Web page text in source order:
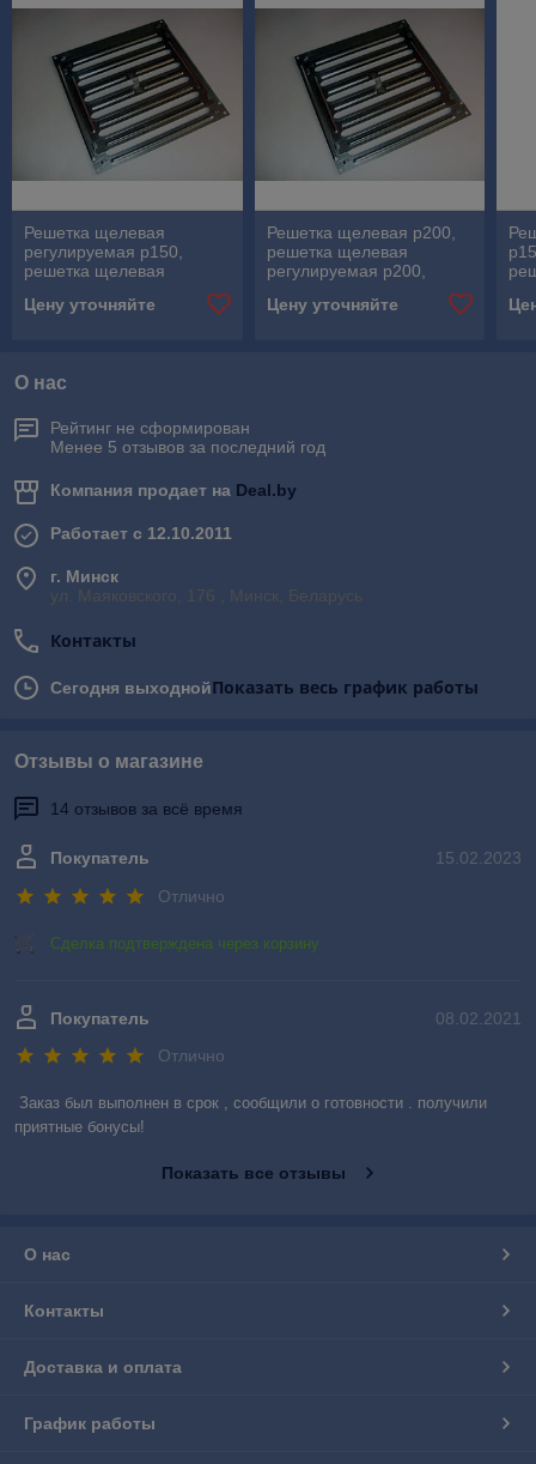
Решетка щелевая
регулируемая р150,
решетка щелевая
регулируемая р150 р200,
решетка щелевая р150
Цену уточняйте
Решетка щелевая р200,
решетка щелевая
регулируемая р200,
регулирующая р150,
Цену уточняйте
О нас
Рейтинг не сформирован
Менее 5 отзывов за последний год
Компания продает на Deal.by
Работает с 12.10.2011
г. Минск
ул. Маяковского, 176 , Минск, Беларусь
Контакты
Сегодня выходнойПоказать весь график работы
Отзывы о магазине
14 отзывов за всё время
15.02.2023
Покупатель
Отлично
Сделка подтверждена через корзину
08.02.2021
Покупатель
Отлично
Заказ был выполнен в срок , сообщили о готовности . получили
приятные бонусы!
Показать все отзывы
О нас
Контакты
Доставка и оплата
График работы